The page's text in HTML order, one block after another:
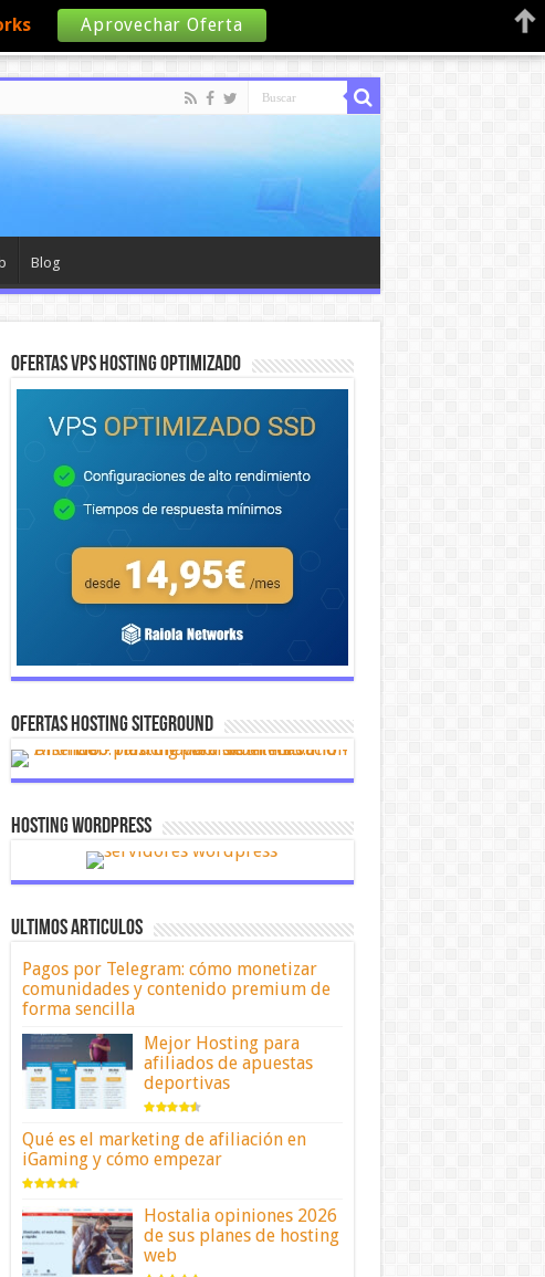
Blog
OFERTAS VPS HOSTING OPTIMIZADO
OFERTAS HOSTING SITEGROUND
Hosting Wordpress
ULTIMOS ARTICULOS
Pagos por Telegram: cómo monetizar
comunidades y contenido premium de
forma sencilla
Mejor Hosting para
afiliados de apuestas
deportivas
Qué es el marketing de afiliación en
iGaming y cómo empezar
Hostalia opiniones 2026
de sus planes de hosting
web
Aprovechar Oferta